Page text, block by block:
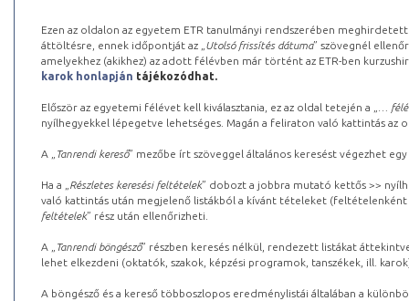
Ezen az oldalon az egyetem ETR tanulmányi rendszerében
áttöltésre, ennek időpontját az „ Utolsó frissítés dátuma” szövegnél
amelyekhez (akikhez) az adott félévben már történt az ETR-ben
karok honlapján tájékozódhat.
Először az egyetemi félévet kell kiválasztania, ez az oldal tetején a „
…
nyílhegyekkel lépegetve lehetséges. Magán a feliraton való kattintás az
A „ Tanrendi kereső” mezőbe írt szöveggel általános keresést végezhet
Ha a „ Részletes keresési feltételek” dobozt a jobbra mutató kettős >>
való kattintás után megjelenő listákból a kívánt tételeket (feltételenként
feltételek” rész után ellenőrizheti.
A „ Tanrendi böngésző” részben keresés nélkül, rendezett listákat
lehet elkezdeni (oktatók, szakok, képzési programok, tanszékek, ill.
A böngésző és a kereső többoszlopos eredménylistái általában a